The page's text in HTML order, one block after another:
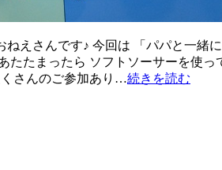
えさんです♪ 今回は 「パパと一
たたまったら ソフトソーサーを使
さんのご参加あり…続きを読む